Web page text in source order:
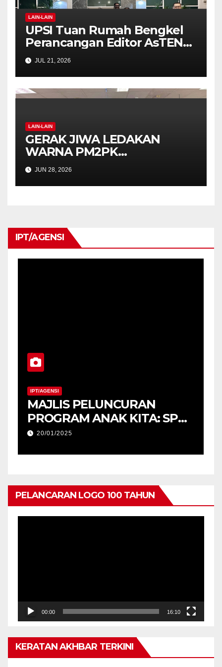
LAIN-LAIN
UPSI Tuan Rumah Bengkel
Perancangan Editor AsTEN
Journal of Teacher Training
Education
JUL 21, 2026
LAIN-LAIN
GERAK JIWA LEDAKAN
WARNA PM2PK
SEMARAKKAN FPM FEST
2026 DENGAN SEMANGAT
INKLUSIF DAN KREATIVITI
JUN 28, 2026
IPT/AGENSI
IPT/AGENSI
MAJLIS PELUNCURAN
PROGRAM ANAK KITA: SPM
2025 (USM) DAN
20/01/2025
PELANCARAN LOGO 100 TAHUN
00:00 16:10
KERATAN AKHBAR TERKINI